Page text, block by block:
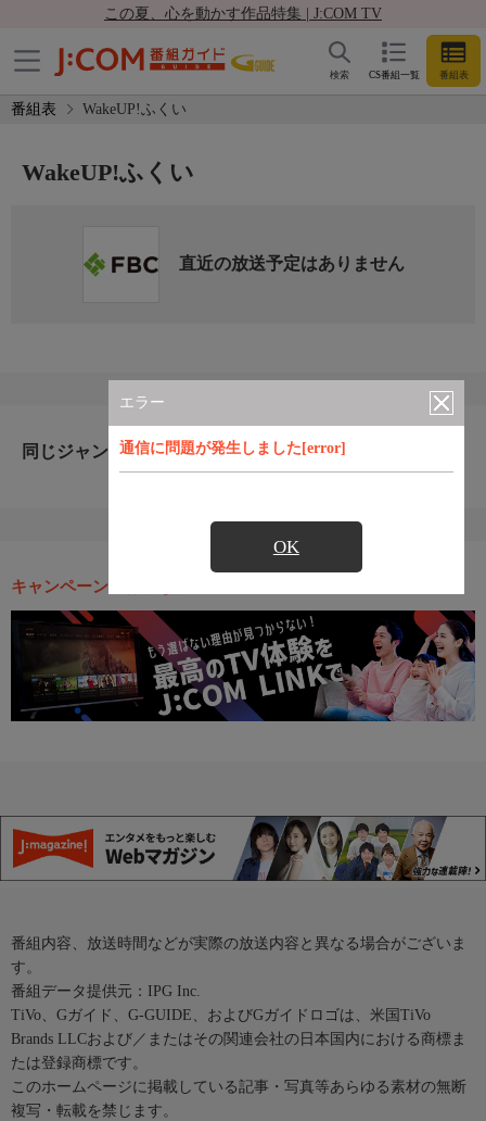
この夏、心を動かす作品特集 | J:COM TV
CS番組一覧 番組表
検索
番組表 WakeUP!ふくい
エラー
通信に問題が発生しました[error]
OK
WakeUP!ふくい
直近の放送予定はありません
同じジャンルのおすすめ番組
キャンペーン・お得な情報
番組内容、放送時間などが実際の放送内容と異なる場合がございま
す。
番組データ提供元：IPG Inc.
TiVo、Gガイド、G-GUIDE、およびGガイドロゴは、米国TiVo
Brands LLCおよび／またはその関連会社の日本国内における商標ま
たは登録商標です。
このホームページに掲載している記事・写真等あらゆる素材の無断
複写・転載を禁じます。